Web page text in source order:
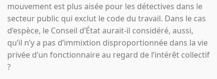
mouvement est plus aisée pour les détectives dans le
secteur public qui exclut le code du travail. Dans le cas
d’espèce, le Conseil d’État aurait-il considéré, aussi,
qu’il n’y a pas d’immixtion disproportionnée dans la vie
privée d’un fonctionnaire au regard de l’intérêt collectif
?